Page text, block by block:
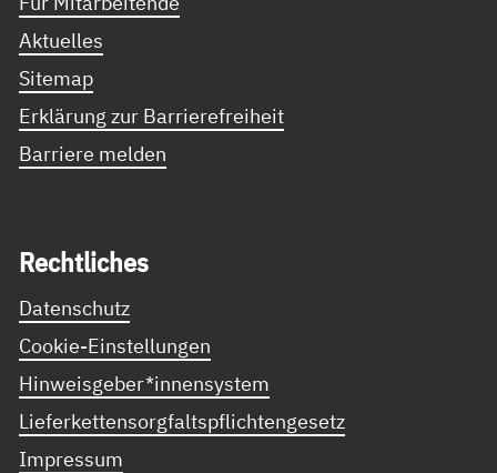
Aktuelles
Sitemap
Erklärung zur Barrierefreiheit
Barriere melden
Recht­li­ches
Datenschutz
Cookie-Einstellungen
Hinweisgeber*innensystem
Lieferkettensorgfaltspflichtengesetz
Impressum